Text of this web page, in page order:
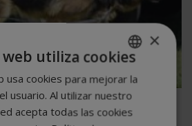
en Búsqueda y Detección de
Perros
SPANISH
PORTUGUESE
×
web utiliza cookies
usa cookies para mejorar la
usuario. Al utilizar nuestro
acepta todas las cookies